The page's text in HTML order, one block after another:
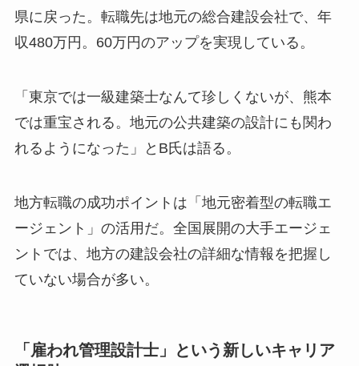
県に戻った。転職先は地元の総合建設会社で、年
収480万円。60万円のアップを実現している。
「東京では一級建築士なんて珍しくないが、熊本
では重宝される。地元の公共建築の設計にも関わ
れるようになった」とB氏は語る。
地方転職の成功ポイントは「地元密着型の転職エ
ージェント」の活用だ。全国展開の大手エージェ
ントでは、地方の建設会社の詳細な情報を把握し
ていない場合が多い。
「雇われ管理設計士」という新しいキャリア